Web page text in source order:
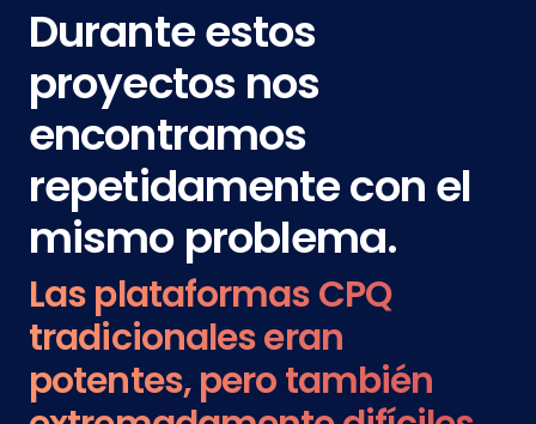
Durante estos
proyectos nos
encontramos
repetidamente con el
mismo problema.
Las plataformas CPQ
tradicionales eran
potentes, pero también